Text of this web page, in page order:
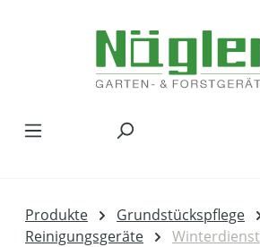
Produkte
Grundstückspflege
Reinigungsgeräte
Winterdienst